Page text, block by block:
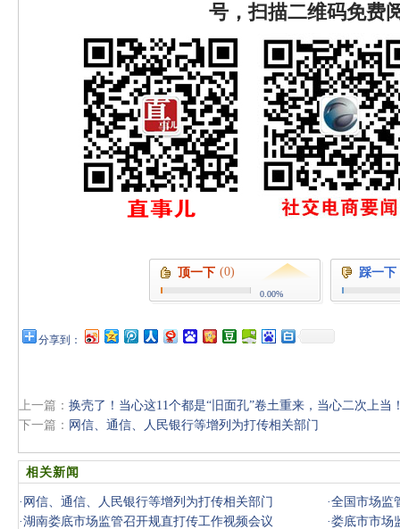
号，扫描二维码免费
顶一下 (0)
0.00%
踩一下
分享到：
上一篇： 换壳了！当心这11个都是“旧面孔”卷土重来，当心二次上当
下一篇： 网信、通信、人民银行等增列为打传相关部门
相关新闻
· 网信、通信、人民银行等增列为打传相关部门 ·全国市场监
·湖南娄底市场监管召开规直打传工作视频会议 ·娄底市市场